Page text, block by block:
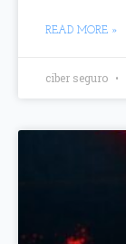
READ MORE »
ciber seguro